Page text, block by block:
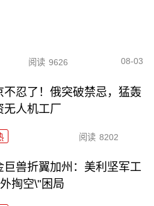
阅读 9626 08-03
不忍了！俄突破禁忌，猛轰
无人机工厂
阅读 8202
巨兽折翼加州：美利坚军工
掏空\"困局